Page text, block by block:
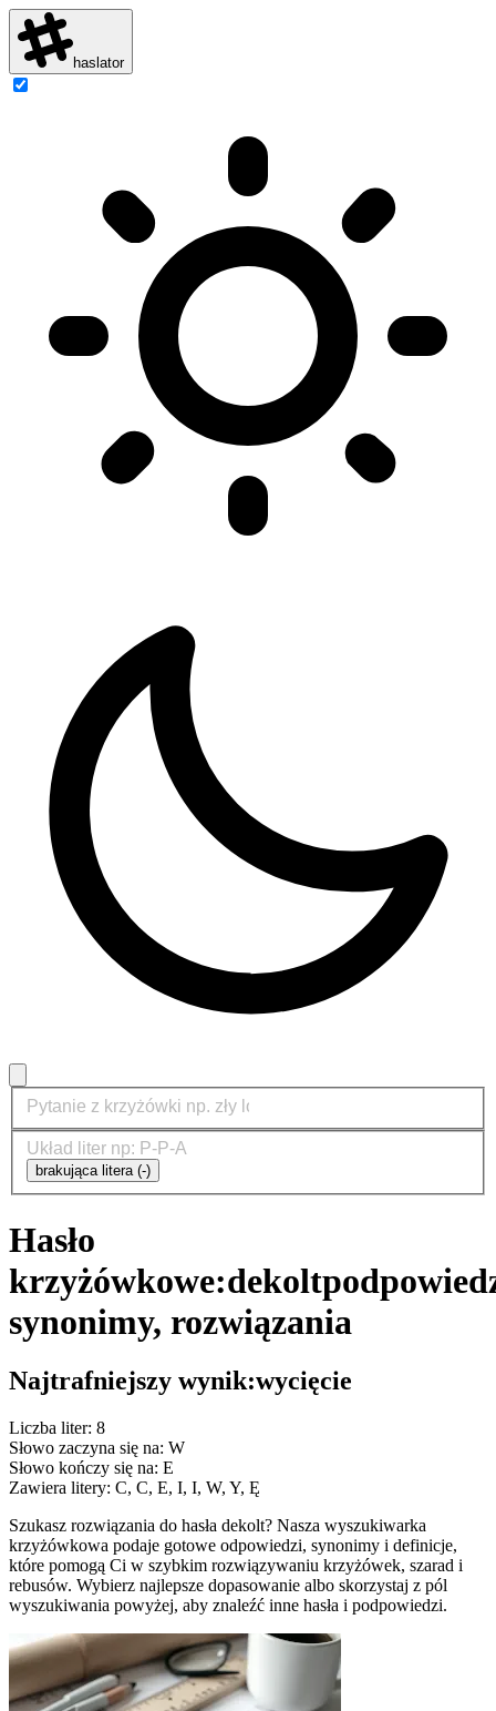
haslator
brakująca litera (-)
Hasło
krzyżówkowe:dekolt
synonimy, rozwiązania
Najtrafniejszy wynik:wycięcie
Liczba liter: 8
Słowo zaczyna się na: W
Słowo kończy się na: E
Zawiera litery: C, C, E, I, I, W, Y, Ę
Szukasz rozwiązania do hasła dekolt? Nasza wyszukiwarka
krzyżówkowa podaje gotowe odpowiedzi, synonimy i definicje,
które pomogą Ci w szybkim rozwiązywaniu krzyżówek, szarad i
rebusów. Wybierz najlepsze dopasowanie albo skorzystaj z pól
wyszukiwania powyżej, aby znaleźć inne hasła i podpowiedzi.